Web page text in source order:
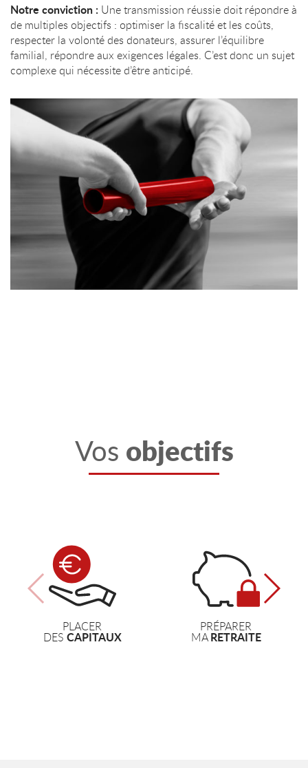
Notre conviction : Une transmission réussie doit répondre à
de multiples objectifs : optimiser la fiscalité et les coûts,
respecter la volonté des donateurs, assurer l’équilibre
familial, répondre aux exigences légales. C’est donc un sujet
complexe qui nécessite d’être anticipé.
Vos objectifs
PLACER
DES CAPITAUX
PRÉPARER
MARETRAITE